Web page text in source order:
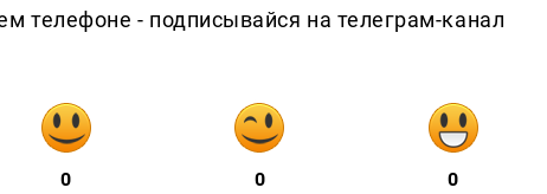
телефоне - подписывайся на телеграм-канал
0 0 0